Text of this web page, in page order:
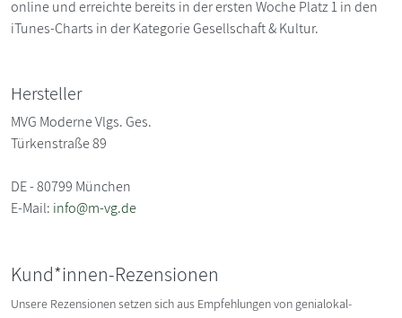
online und erreichte bereits in der ersten Woche Platz 1 in den
iTunes-Charts in der Kategorie Gesellschaft & Kultur.
Hersteller
MVG Moderne Vlgs. Ges.
Türkenstraße 89
DE - 80799 München
E-Mail: info@m-vg.de
Kund*innen-Rezensionen
Unsere Rezensionen setzen sich aus Empfehlungen von genialokal-